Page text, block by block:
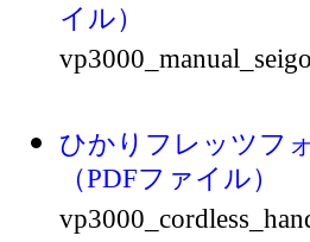
イル）
ひかりフレッツフ
（PDFファイル）